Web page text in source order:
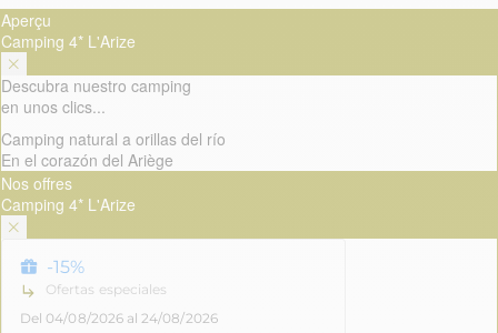
Aperçu
Camping 4* L'Arize
Descubra nuestro camping
en unos clics...
Camping natural a orillas del río
En el corazón del Ariège
Nos offres
Camping 4* L'Arize